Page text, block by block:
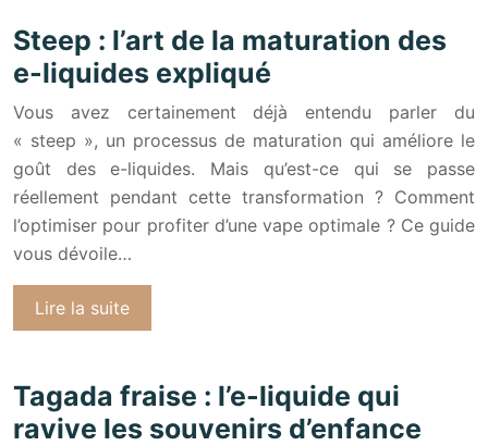
Steep : l’art de la maturation des
e-liquides expliqué
Vous avez certainement déjà entendu parler du
« steep », un processus de maturation qui améliore le
goût des e-liquides. Mais qu’est-ce qui se passe
réellement pendant cette transformation ? Comment
l’optimiser pour profiter d’une vape optimale ? Ce guide
vous dévoile…
Lire la suite
Tagada fraise : l’e-liquide qui
ravive les souvenirs d’enfance